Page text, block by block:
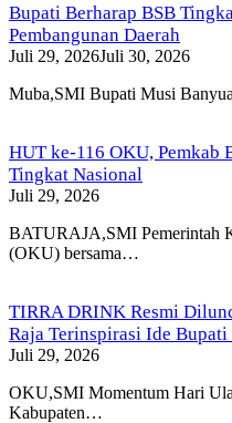
Bupati Berharap BSB
Pembangunan Daerah
Juli 29, 2026Juli 30, 2026
Muba,SMI Bupati Musi
HUT ke-116 OKU, Pemkab
Tingkat Nasional
Juli 29, 2026
BATURAJA,SMI Pemerintah
(OKU) bersama…
TIRRA DRINK Resmi
Raja Terinspirasi Ide
Juli 29, 2026
OKU,SMI Momentum Hari
Kabupaten…